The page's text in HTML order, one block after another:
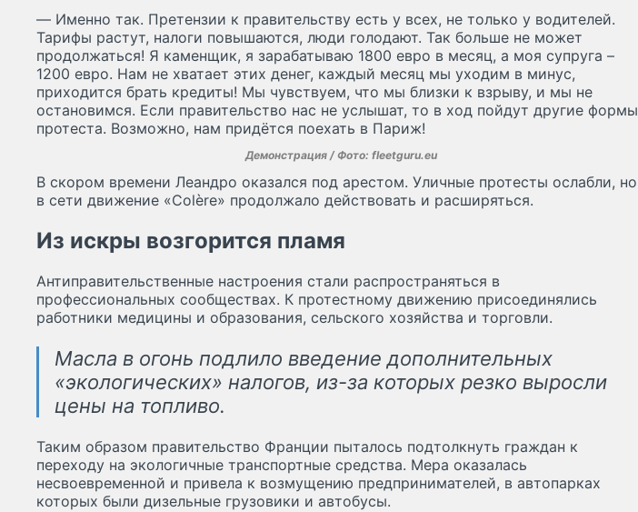
— Именно так. Претензии к правительству есть у всех, не только у водителей.
Тарифы растут, налоги повышаются, люди голодают. Так больше не может
продолжаться! Я каменщик, я зарабатываю 1800 евро в месяц, а моя супруга –
1200 евро. Нам не хватает этих денег, каждый месяц мы уходим в минус,
приходится брать кредиты! Мы чувствуем, что мы близки к взрыву, и мы не
остановимся. Если правительство нас не услышат, то в ход пойдут другие формы
протеста. Возможно, нам придётся поехать в Париж!
Демонстрация / Фото: fleetguru.eu
В скором времени Леандро оказался под арестом. Уличные протесты ослабли, но
в сети движение «Colère» продолжало действовать и расширяться.
Из искры возгорится пламя
Антиправительственные настроения стали распространяться в
профессиональных сообществах. К протестному движению присоединялись
работники медицины и образования, сельского хозяйства и торговли.
Масла в огонь подлило введение дополнительных
«экологических» налогов, из-за которых резко выросли
цены на топливо.
Таким образом правительство Франции пыталось подтолкнуть граждан к
переходу на экологичные транспортные средства. Мера оказалась
несвоевременной и привела к возмущению предпринимателей, в автопарках
которых были дизельные грузовики и автобусы.